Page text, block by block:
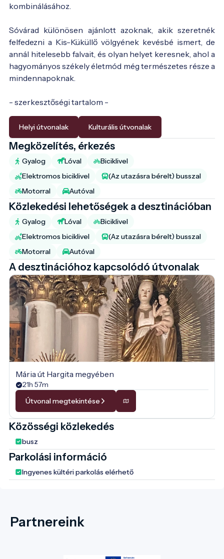
kombinálásához.
Sóvárad különösen ajánlott azoknak, akik szeretnék
felfedezni a Kis-Küküllő völgyének kevésbé ismert, de
annál hitelesebb falvait, és olyan helyet keresnek, ahol a
hagyományos székely életmód még természetes része a
mindennapoknak.
- szerkesztőségi tartalom -
Helyi útvonalak Kulturális útvonalak
Megközelítés, érkezés
Gyalog Lóval
Biciklivel
Elektromos biciklivel
(Az utazásra bérelt) busszal
Motorral
Autóval
Közlekedési lehetőségek a desztinációban
Gyalog Lóval
Biciklivel
Elektromos biciklivel
(Az utazásra bérelt) busszal
Motorral
Autóval
A desztinációhoz kapcsolódó útvonalak
Mária út Hargita megyében
21h 57m
Útvonal megtekintése
Közösségi közlekedés
busz
Parkolási információ
Ingyenes kültéri parkolás elérhető
Partnereink